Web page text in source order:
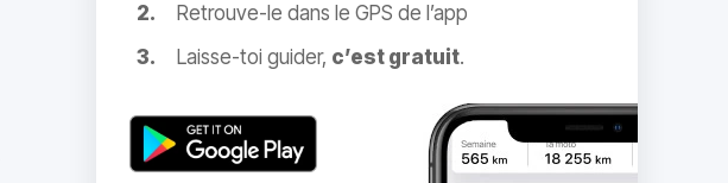
Retrouve-le dans le GPS de l’app
Laisse-toi guider, c’est gratuit.